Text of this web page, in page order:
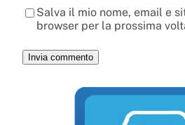
Salva il mio nome, email e
browser per la prossima